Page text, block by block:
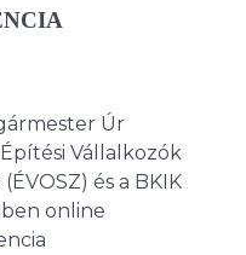
Úr
Vállalkozók
és a BKIK
online